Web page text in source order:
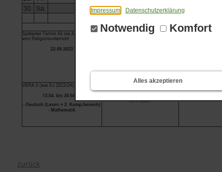
Impressum Datenschutzerklärung
Notwendig Komfort
Alles akzeptieren
zurück